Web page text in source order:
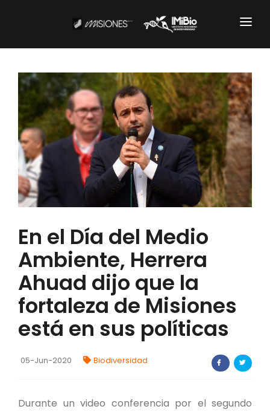
CARTOGRAFÍA
DOCUMENTOS INSTITUCIONALES
EL IMIBIO
NOTICIAS
Productos y Servicios
RESGUARDO DE COLECCIONES
BIOBANCO
FORTALECIMIENTO DE RECURSOS
ALIMENTICIOS
BIODIVERSIDAD Y ALIMENTACIÓN
En el Día del Medio
Ambiente, Herrera
Ahuad dijo que la
fortaleza de Misiones
está en sus políticas
05-Jun-2020 Biodiversidad
Durante un video conferencia por el segundo